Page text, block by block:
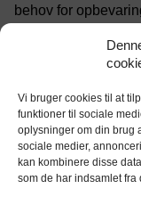
Vi bruger cookies til at
funktioner til sociale
oplysninger om din brug
sociale medier,
kan kombinere disse
som de har indsamlet fra
behov for
315 kroner, med
du flytter fra et
Find et
ledig